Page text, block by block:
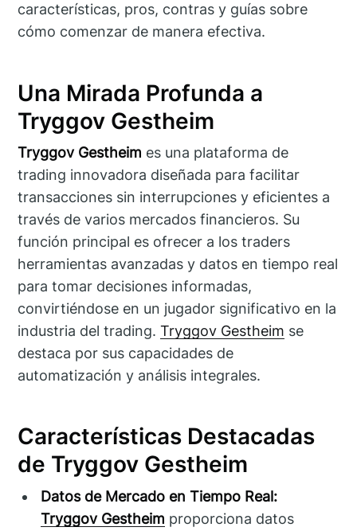
características, pros, contras y guías sobre
cómo comenzar de manera efectiva.
Una Mirada Profunda a
Tryggov Gestheim
Tryggov Gestheim es una plataforma de
trading innovadora diseñada para facilitar
transacciones sin interrupciones y eficientes a
través de varios mercados financieros. Su
función principal es ofrecer a los traders
herramientas avanzadas y datos en tiempo real
para tomar decisiones informadas,
convirtiéndose en un jugador significativo en la
industria del trading.Tryggov Gestheim se
destaca por sus capacidades de
automatización y análisis integrales.
Características Destacadas
de Tryggov Gestheim
Datos de Mercado en Tiempo Real:
Tryggov Gestheim proporciona datos